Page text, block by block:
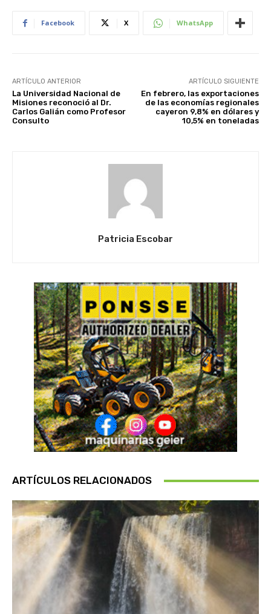
Facebook X WhatsApp
ARTÍCULO ANTERIOR
La Universidad Nacional de
Misiones reconoció al Dr.
Carlos Galián como Profesor
Consulto
ARTÍCULO SIGUIENTE
En febrero, las exportaciones
de las economías regionales
cayeron 9,8% en dólares y
10,5% en toneladas
Patricia Escobar
ARTÍCULOS RELACIONADOS